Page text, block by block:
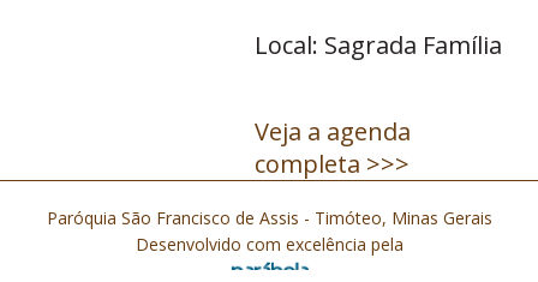
Local: Sagrada Família
Veja a agenda
completa >>>
Paróquia São Francisco de Assis - Timóteo, Minas Gerais
Desenvolvido com excelência pela